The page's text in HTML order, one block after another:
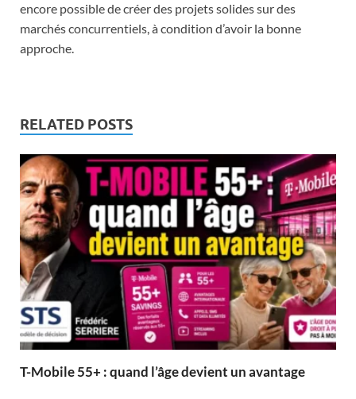
encore possible de créer des projets solides sur des
marchés concurrentiels, à condition d’avoir la bonne
approche.
RELATED POSTS
T-Mobile 55+ : quand l’âge devient un avantage